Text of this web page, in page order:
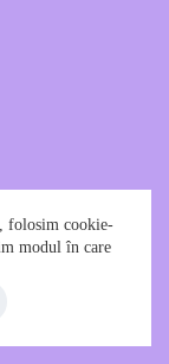
folosim cookie-
modul în care